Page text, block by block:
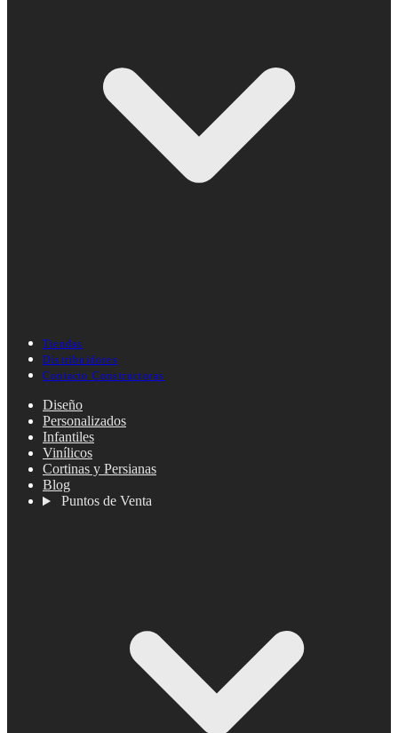
Tiendas
Distribuidores
Contacto Constructoras
Diseño
Personalizados
Infantiles
Vinílicos
Cortinas y Persianas
Blog
Puntos de Venta